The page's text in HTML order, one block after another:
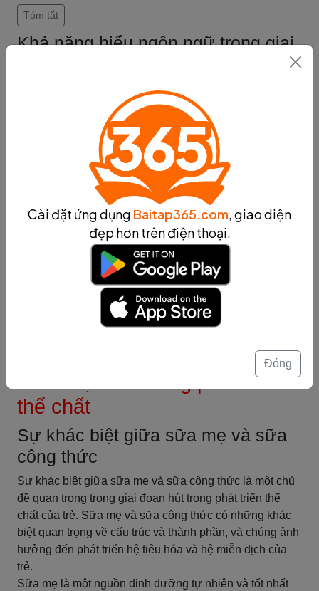
Tóm tắt
Khả năng hiểu ngôn ngữ trong giai
Trong giai đoạn hút, khả năng hiểu ngôn ngữ của trẻ
được ảnh hưởng một cách quan trọng. Trong giai đoạn
này, trẻ phát triển khả năng phân biệt ý nghĩa của các từ
và câu. Họ bắt đầu nhận ra rằng các từ có ý nghĩa khác
nhau và có thể sử dụng để diễn đạt ý của mình. Trẻ
cũng bắt đầu nhận ra cấu trúc câu và cách các từ được
sắp xếp lại để tạo thành ý nghĩa.
Ngoài ra, khả năng đọc và viết cũng phát triển trong giai
đoạn hút. Trẻ bắt đầu nhận biết các ký tự và từ viết và có
thể đọc hiểu một số từ đơn giản. Họ cũng bắt đầu viết
các chữ cái và từ đơn giản.
Tổng kết lại, giai đoạn hút ảnh hưởng đến khả năng
hiểu ngôn ngữ của trẻ bằng cách phát triển khả năng
phân biệt ý nghĩa của từ và câu, cũng như khả năng đọc
Giai đoạn hút trong phát triển
thể chất
Sự khác biệt giữa sữa mẹ và sữa
công thức
Sự khác biệt giữa sữa mẹ và sữa công thức là một chủ
đề quan trọng trong giai đoạn hút trong phát triển thể
chất của trẻ. Sữa mẹ và sữa công thức có những khác
biệt quan trọng về cấu trúc và thành phần, và chúng ảnh
hưởng đến phát triển hệ tiêu hóa và hệ miễn dịch của
trẻ.
Sữa mẹ là một nguồn dinh dưỡng tự nhiên và tốt nhất
Cài đặt ứng dụng Baitap365.com, giao diện
đẹp hơn trên điện thoại.
Đóng